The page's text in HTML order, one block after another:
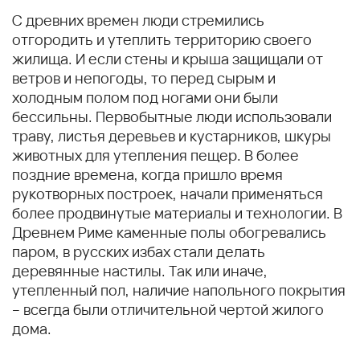
С древних времен люди стремились
отгородить и утеплить территорию своего
жилища. И если стены и крыша защищали от
ветров и непогоды, то перед сырым и
холодным полом под ногами они были
бессильны. Первобытные люди использовали
траву, листья деревьев и кустарников, шкуры
животных для утепления пещер. В более
поздние времена, когда пришло время
рукотворных построек, начали применяться
более продвинутые материалы и технологии. В
Древнем Риме каменные полы обогревались
паром, в русских избах стали делать
деревянные настилы. Так или иначе,
утепленный пол, наличие напольного покрытия
– всегда были отличительной чертой жилого
дома.